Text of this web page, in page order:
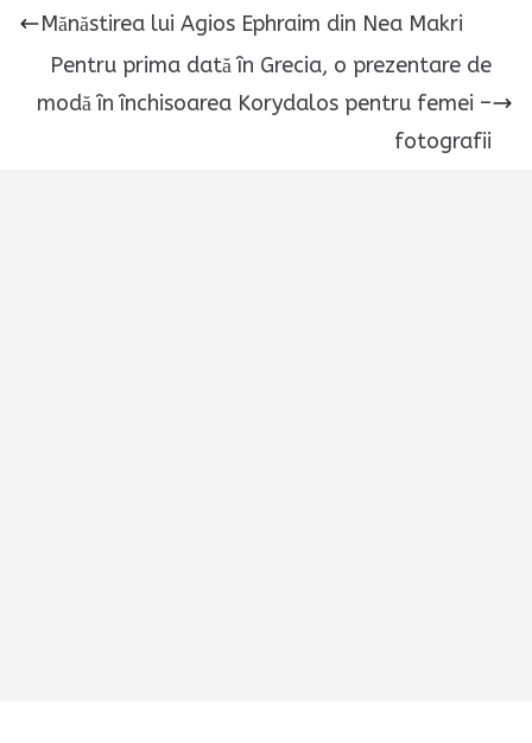
Mănăstirea lui Agios Ephraim din Nea Makri
Pentru prima dată în Grecia, o prezentare de
modă în închisoarea Korydalos pentru femei –
fotografii